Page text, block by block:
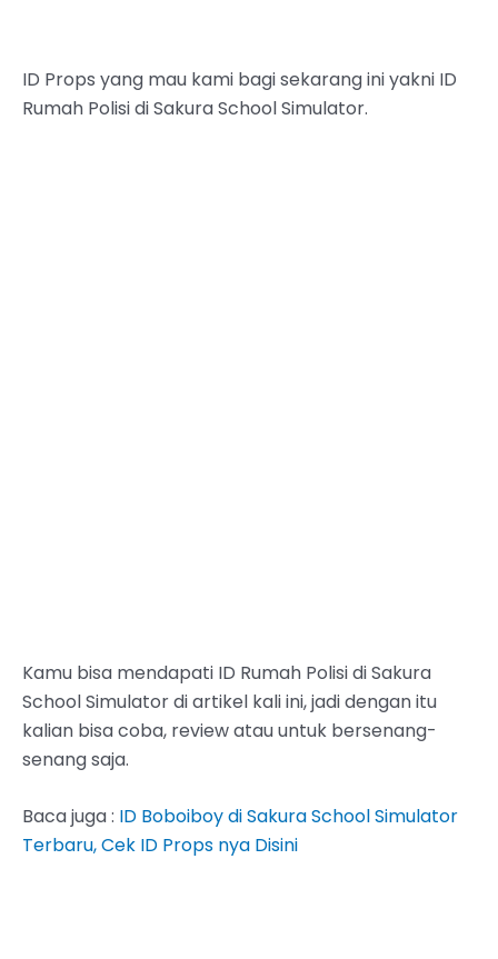
ID Props yang mau kami bagi sekarang ini yakni ID
Rumah Polisi di Sakura School Simulator.
Kamu bisa mendapati ID Rumah Polisi di Sakura
School Simulator di artikel kali ini, jadi dengan itu
kalian bisa coba, review atau untuk bersenang-
senang saja.
Baca juga : ID Boboiboy di Sakura School Simulator
Terbaru, Cek ID Props nya Disini